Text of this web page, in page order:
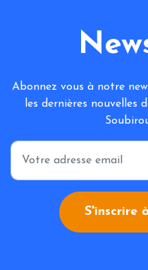
Abonnez vous à notre
les dernières nouvelles
S'inscrire